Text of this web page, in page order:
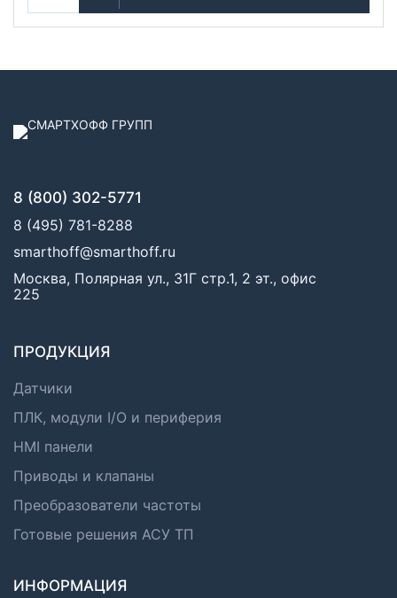
8 (800) 302-5771
8 (495) 781-8288
smarthoff@smarthoff.ru
Москва, Полярная ул., 31Г стр.1, 2 эт., офис
225
ПРОДУКЦИЯ
Датчики
ПЛК, модули I/O и периферия
HMI панели
Приводы и клапаны
Преобразователи частоты
Готовые решения АСУ ТП
ИНФОРМАЦИЯ